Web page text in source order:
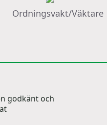
Ordningsvakt/Väktare
godkänt och